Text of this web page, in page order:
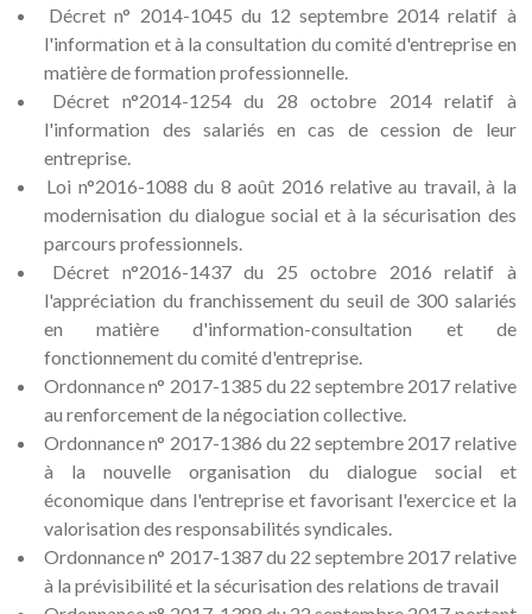
Décret n° 2014-1045 du 12 septembre 2014 relatif à
l'information et à la consultation du comité d'entreprise en
matière de formation professionnelle.
Décret n°2014-1254 du 28 octobre 2014 relatif à
l'information des salariés en cas de cession de leur
entreprise.
Loi n°2016-1088 du 8 août 2016 relative au travail, à la
modernisation du dialogue social et à la sécurisation des
parcours professionnels.
Décret n°2016-1437 du 25 octobre 2016 relatif à
l'appréciation du franchissement du seuil de 300 salariés
en matière d'information-consultation et de
fonctionnement du comité d'entreprise.
Ordonnance n° 2017-1385 du 22 septembre 2017 relative
au renforcement de la négociation collective.
Ordonnance n° 2017-1386 du 22 septembre 2017 relative
à la nouvelle organisation du dialogue social et
économique dans l'entreprise et favorisant l'exercice et la
valorisation des responsabilités syndicales.
Ordonnance n° 2017-1387 du 22 septembre 2017 relative
à la prévisibilité et la sécurisation des relations de travail